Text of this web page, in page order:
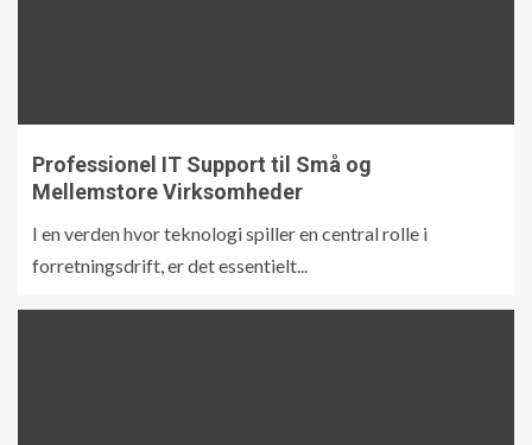
Professionel IT Support til Små og
Mellemstore Virksomheder
I en verden hvor teknologi spiller en central rolle i
forretningsdrift, er det essentielt...